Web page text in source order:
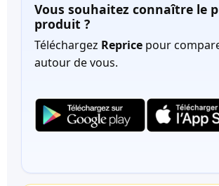
Vous souhaitez connaître le
produit ?
Téléchargez Reprice pour
autour de vous.